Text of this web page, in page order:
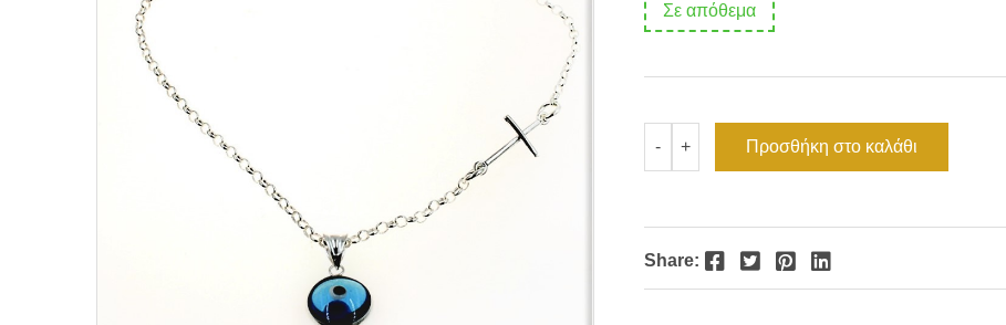
Σε απόθεμα
-
αυτοκινήτου
Μάτι-
+ Προσθήκη στο καλάθι
Share: Facebook Twitter Pinterest LinkedIn